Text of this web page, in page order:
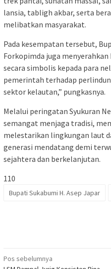
lansia, tabligh akbar, serta
melibatkan masyarakat.
Pada kesempatan tersebut,
Forkopimda juga
secara simbolis kepada para
pemerintah terhadap
sektor kelautan,” pungkasnya.
Melalui peringatan Syukuran
semangat menjaga tradisi,
melestarikan lingkungan laut
generasi mendatang demi
sejahtera dan berkelanjutan.
110
Bupati Sukabumi H. Asep Japar
Navigasi
Pos sebelumnya